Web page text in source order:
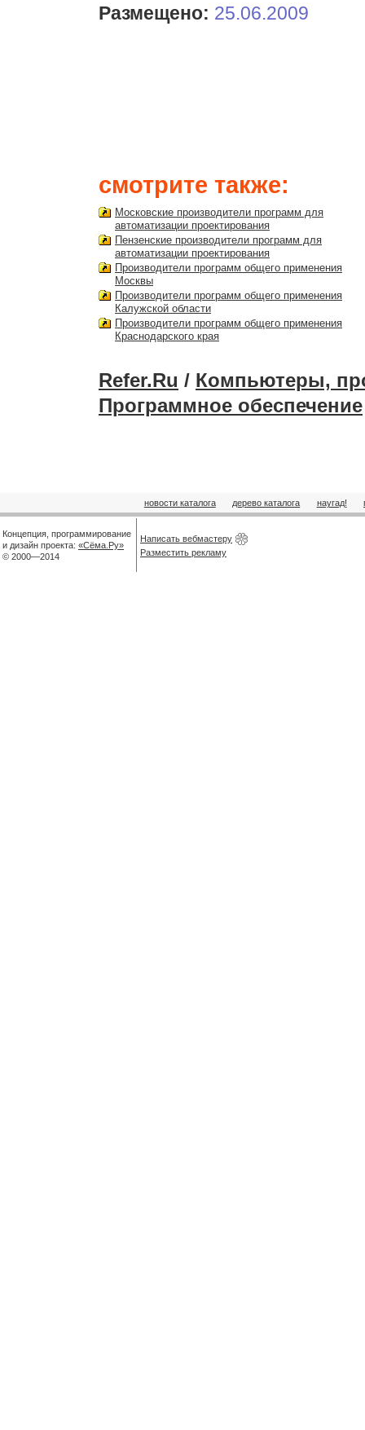
Размещено: 25.06.2009
смотрите также:
Московские производители программ для
автоматизации проектирования
Пензенские производители программ для
автоматизации проектирования
Производители программ общего применения
Москвы
Производители программ общего применения
Калужской области
Производители программ общего применения
Краснодарского края
Refer.Ru / Компьютеры,
Программное обеспечение
новости каталога дерево каталога наугад!
Концепция, программирование
и дизайн проекта: «Сёма.Ру»
© 2000—2014
Написать вебмастеру
Разместить рекламу